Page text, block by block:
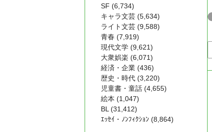
SF (6,734)
キャラ文芸 (5,634)
ライト文芸 (9,588)
青春 (7,919)
現代文学 (9,621)
大衆娯楽 (6,071)
経済・企業 (436)
歴史・時代 (3,220)
児童書・童話 (4,655)
絵本 (1,047)
BL (31,412)
ｴｯｾｲ・ﾉﾝﾌｨｸｼｮﾝ (8,864)